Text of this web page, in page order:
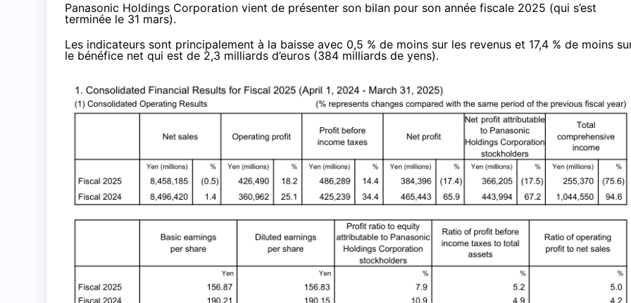
Panasonic Holdings Corporation vient de présenter son bilan pour son année fiscale 2025 (qui s’est
terminée le 31 mars).
Les indicateurs sont principalement à la baisse avec 0,5 % de moins sur les revenus et 17,4 % de moins
le bénéfice net qui est de 2,3 milliards d’euros (384 milliards de yens).